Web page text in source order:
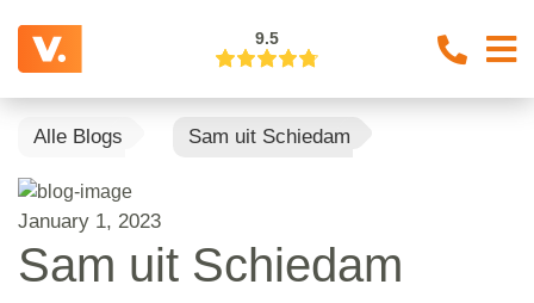
9.5
Alle Blogs Sam uit Schiedam
January 1, 2023
Sam uit Schiedam